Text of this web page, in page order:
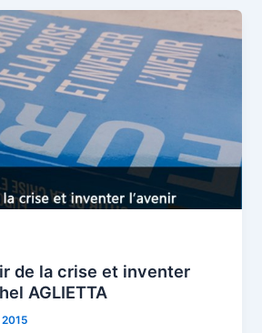
de la crise et inventer
AGLIETTA